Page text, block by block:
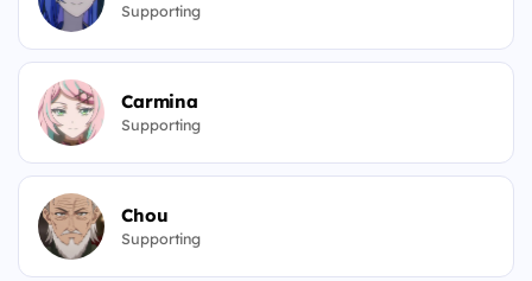
Supporting
Carmina
Supporting
Chou
Supporting